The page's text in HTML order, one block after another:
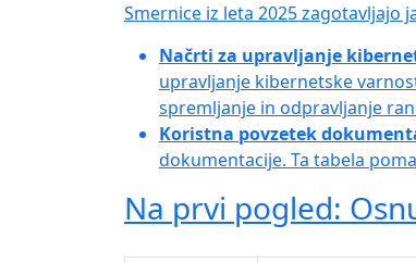
Smernice iz leta 2025 zagotavljajo
Načrti za upravljanje
upravljanje kibernetske
spremljanje in odpravljanje
Koristna povzetek
dokumentacije. Ta tabela
Na prvi pogled: